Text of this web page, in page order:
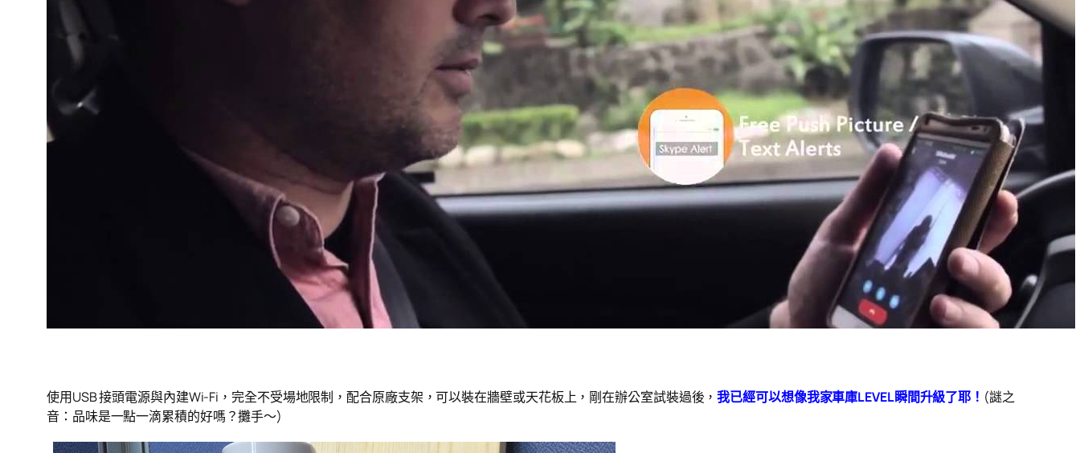
使用USB 接頭電源與內建Wi-Fi，完全不受場地限制，配合原廠支架，可以裝在牆壁或天花板上，剛在辦公室試裝過後，我已經可以想像我家車庫LEVEL瞬間升級了耶！ (謎之
音：品味是一點一滴累積的好嗎？攤手～)